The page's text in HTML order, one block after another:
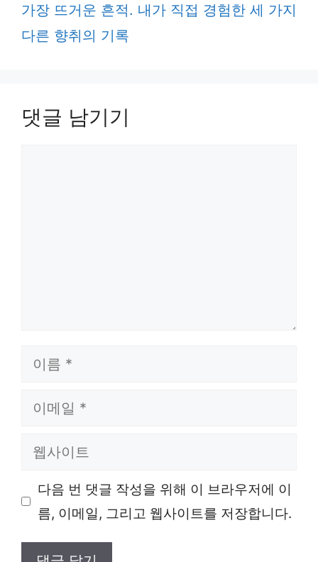
가장 뜨거운 흔적. 내가 직접 경험한 세 가지
다른 향취의 기록
댓글 남기기
이
이
일
웹
이 다음 번 댓글 작성을 위해 이 브라우저에 이
름, 이메일, 그리고 웹사이트를 저장합니다.